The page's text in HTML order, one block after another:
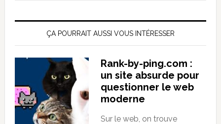
à
Paris
:
lieux
ÇA POURRAIT AUSSI VOUS INTÉRESSER
Rank-by-ping.com :
un site absurde pour
questionner le web
moderne
Sur le web, on trouve